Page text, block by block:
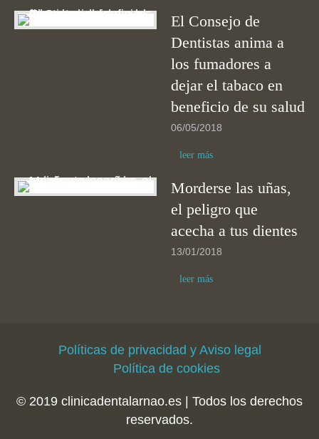
El Consejo de
Dentistas anima a
los fumadores a
dejar el tabaco en
beneficio de su salud
06/05/2018
leer más
Morderse las uñas,
el peligro que
acecha a tus dientes
13/01/2018
leer más
Políticas de privacidad y Aviso legal
Política de cookies
© 2019 clinicadentalarnao.es | Todos los derechos
reservados.